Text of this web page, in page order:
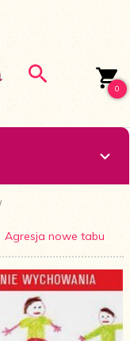
0
Agresja nowe tabu